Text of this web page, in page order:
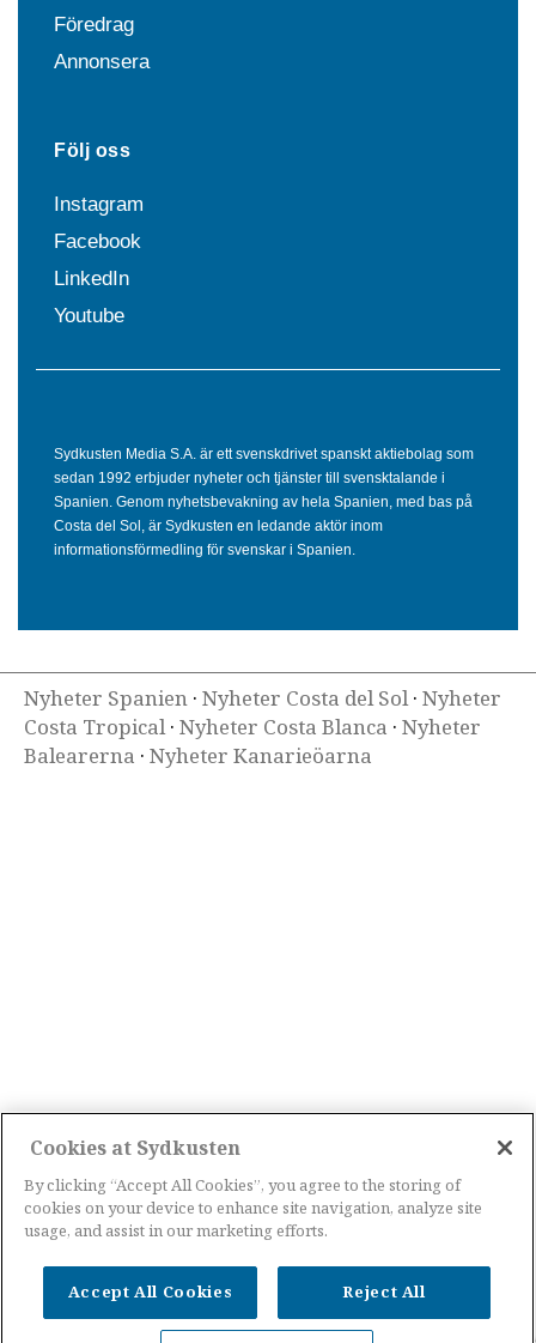
Föredrag
Annonsera
Följ oss
Instagram
Facebook
LinkedIn
Youtube
Sydkusten Media S.A. är ett svenskdrivet spanskt aktiebolag som
sedan 1992 erbjuder nyheter och tjänster till svensktalande i
Spanien. Genom nyhetsbevakning av hela Spanien, med bas på
Costa del Sol, är Sydkusten en ledande aktör inom
informationsförmedling för svenskar i Spanien.
Nyheter Spanien · Nyheter Costa del Sol· Nyheter
Costa Tropical· Nyheter Costa Blanca · Nyheter
Balearerna · Nyheter Kanarieöarna
Cookies at Sydkusten
By clicking “Accept All Cookies”, you agree to the storing of
cookies on your device to enhance site navigation, analyze site
usage, and assist in our marketing efforts.
Accept All Cookies Reject All